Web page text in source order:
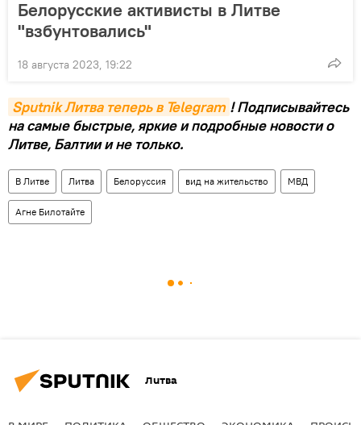
Белорусские активисты в Литве
"взбунтовались"
18 августа 2023, 19:22
Sputnik Литва теперь в Telegram ! Подписывайтесь
на самые быстрые, яркие и подробные новости о
Литве, Балтии и не только.
В Литве Литва Белоруссия вид на жительство МВД
Агне Билотайте
Литва